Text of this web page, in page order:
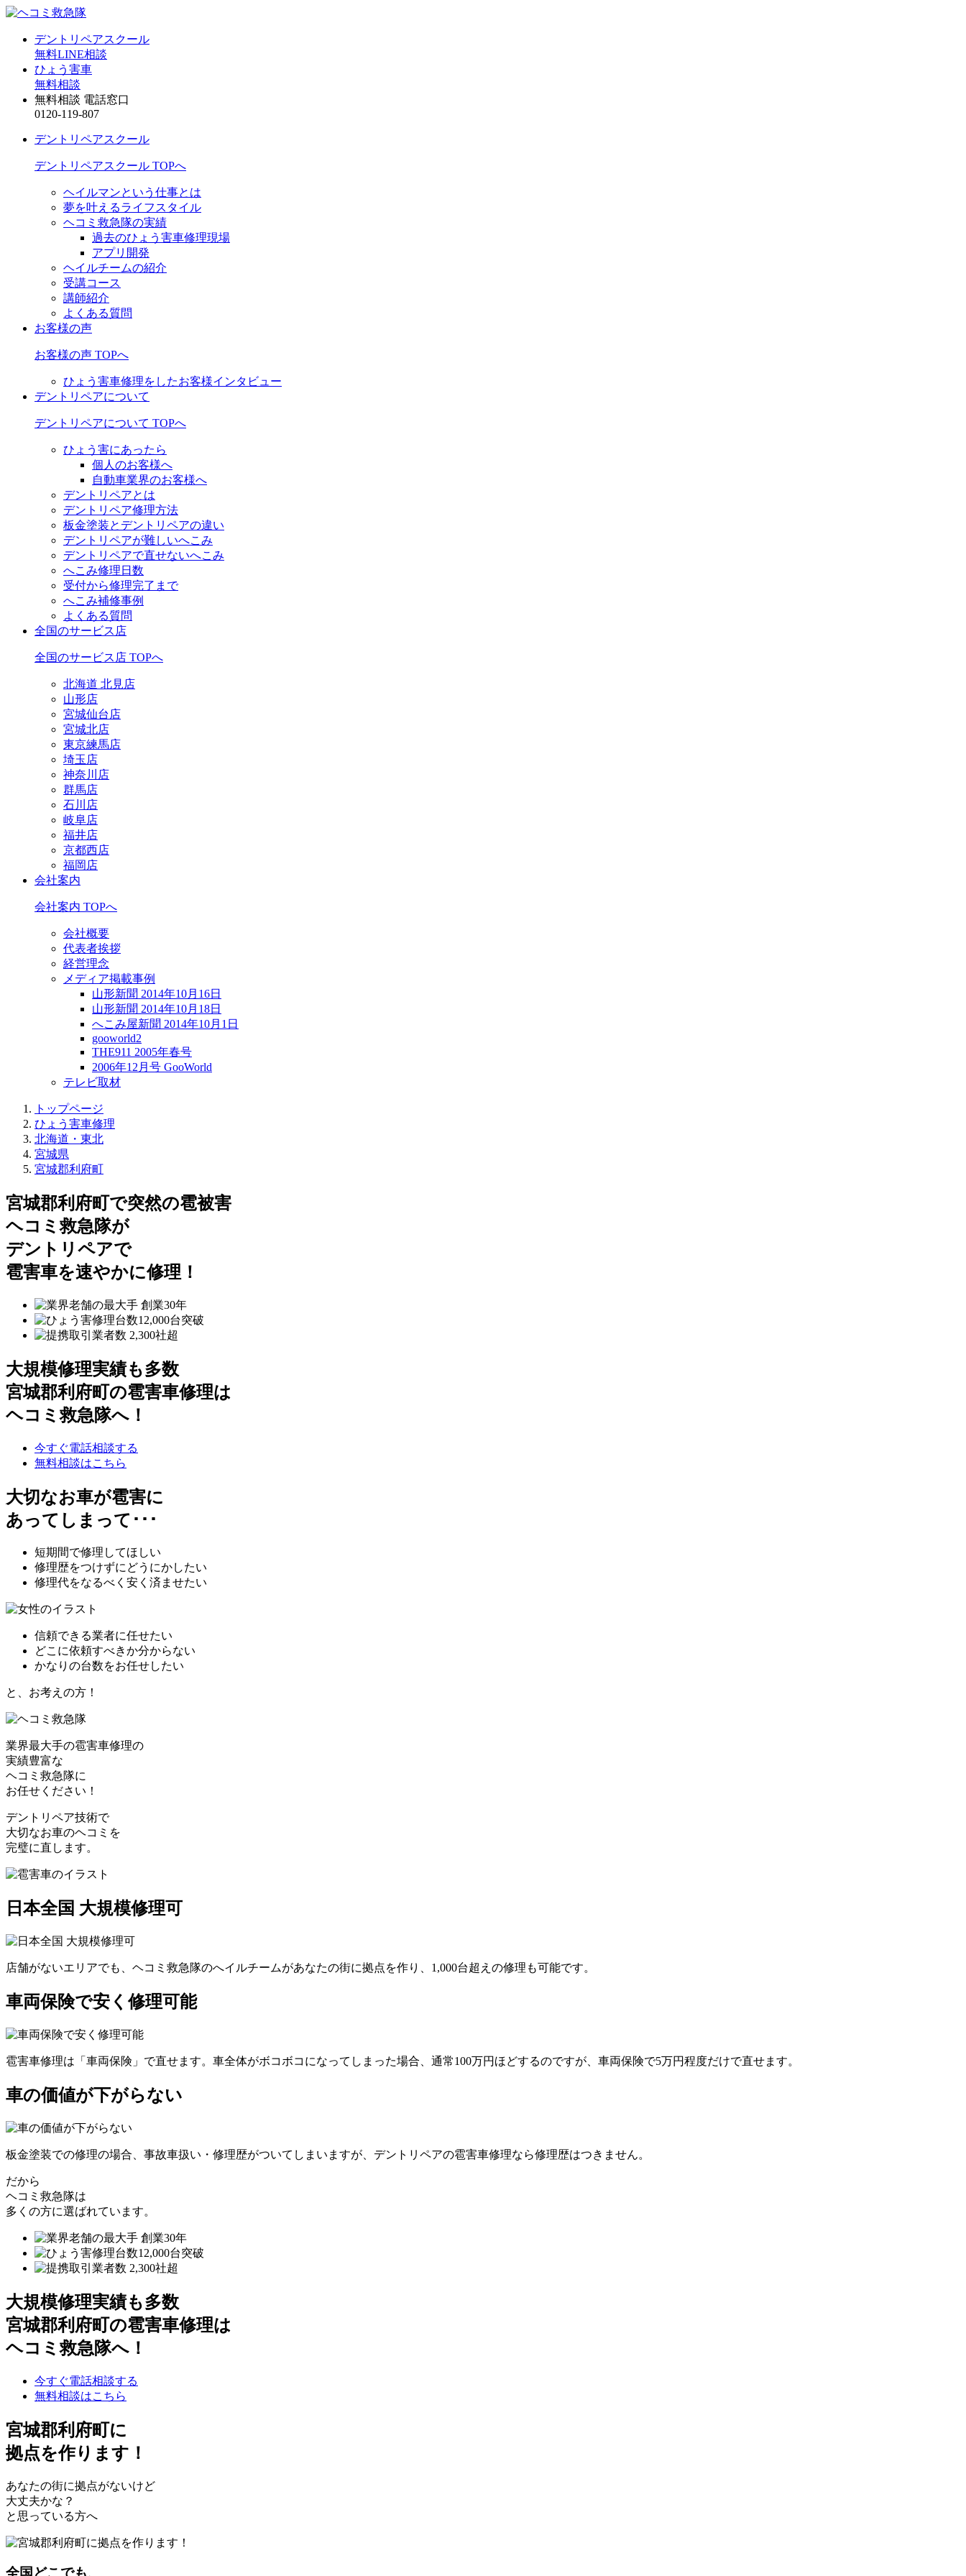
デントリペアスクール
無料LINE相談
ひょう害車
無料相談
無料相談 電話窓口
0120-119-807
デントリペアスクール
デントリペアスクール TOPへ
ヘイルマンという仕事とは
夢を叶えるライフスタイル
ヘコミ救急隊の実績
過去のひょう害車修理現場
アプリ開発
ヘイルチームの紹介
受講コース
講師紹介
よくある質問
お客様の声
お客様の声 TOPへ
ひょう害車修理をしたお客様インタビュー
デントリペアについて
デントリペアについて TOPへ
ひょう害にあったら
個人のお客様へ
自動車業界のお客様へ
デントリペアとは
デントリペア修理方法
板金塗装とデントリペアの違い
デントリペアが難しいへこみ
デントリペアで直せないへこみ
へこみ修理日数
受付から修理完了まで
へこみ補修事例
よくある質問
全国のサービス店
全国のサービス店 TOPへ
北海道 北見店
山形店
宮城仙台店
宮城北店
東京練馬店
埼玉店
神奈川店
群馬店
石川店
岐阜店
福井店
京都西店
福岡店
会社案内
会社案内 TOPへ
会社概要
代表者挨拶
経営理念
メディア掲載事例
山形新聞 2014年10月16日
山形新聞 2014年10月18日
へこみ屋新聞 2014年10月1日
gooworld2
THE911 2005年春号
2006年12月号 GooWorld
テレビ取材
トップページ
ひょう害車修理
北海道・東北
宮城県
宮城郡利府町
宮城郡利府町で突然の雹被害
ヘコミ救急隊が
デントリペアで
雹害車を速やかに修理！
大規模修理実績も多数
宮城郡利府町の雹害車修理は
ヘコミ救急隊へ！
今すぐ電話相談する
無料相談はこちら
大切なお車が雹害に
あってしまって･･･
短期間で修理してほしい
修理歴をつけずにどうにかしたい
修理代をなるべく安く済ませたい
信頼できる業者に任せたい
どこに依頼すべきか分からない
かなりの台数をお任せしたい
と、お考えの方！
業界最大手の雹害車修理の
実績豊富な
ヘコミ救急隊に
お任せください！
デントリペア技術で
大切なお車のヘコミを
完璧に直します。
日本全国 大規模修理可
店舗がないエリアでも、ヘコミ救急隊のへイルチームがあなたの街に拠点を作り、1,000台超えの修理も可能です。
車両保険で安く修理可能
雹害車修理は「車両保険」で直せます。車全体がボコボコになってしまった場合、通常100万円ほどするのですが、車両保険で5万円程度だけで直せます。
車の価値が下がらない
板金塗装での修理の場合、事故車扱い・修理歴がついてしまいますが、デントリペアの雹害車修理なら修理歴はつきません。
だから
ヘコミ救急隊は
多くの方に選ばれています。
大規模修理実績も多数
宮城郡利府町の雹害車修理は
ヘコミ救急隊へ！
今すぐ電話相談する
無料相談はこちら
宮城郡利府町に
拠点を作ります！
あなたの街に拠点がないけど
大丈夫かな？
と思っている方へ
全国どこでも、